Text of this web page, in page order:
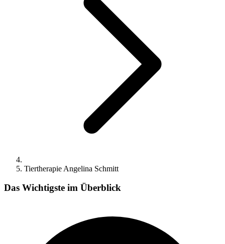
Tiertherapie Angelina Schmitt
Das Wichtigste im Überblick